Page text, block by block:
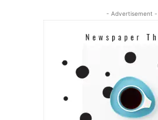
- Advertisement -